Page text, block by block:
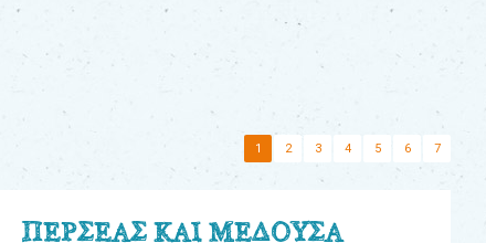
1 2 3 4 5 6 7
ΠΕΡΣΕΑΣ ΚΑΙ ΜΕΔΟΥΣΑ